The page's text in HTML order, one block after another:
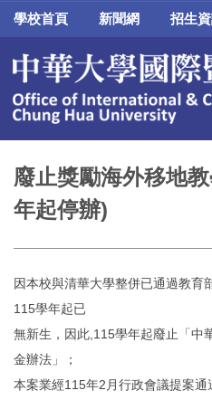
跳
要
容
學校首頁 新聞網 招生
廢止獎勵海外移地
年起停辦)
因本校與清華大學整併已通過教育
115學年起已
無新生，因此,115學年起廢止「中
金辦法」；
本案業經115年2月行政會議提案